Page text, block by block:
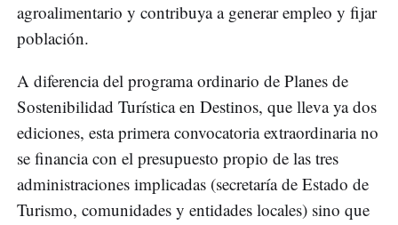
agroalimentario y contribuya a generar empleo y fijar
población.
A diferencia del programa ordinario de Planes de
Sostenibilidad Turística en Destinos, que lleva ya dos
ediciones, esta primera convocatoria extraordinaria no
se financia con el presupuesto propio de las tres
administraciones implicadas (secretaría de Estado de
Turismo, comunidades y entidades locales) sino que